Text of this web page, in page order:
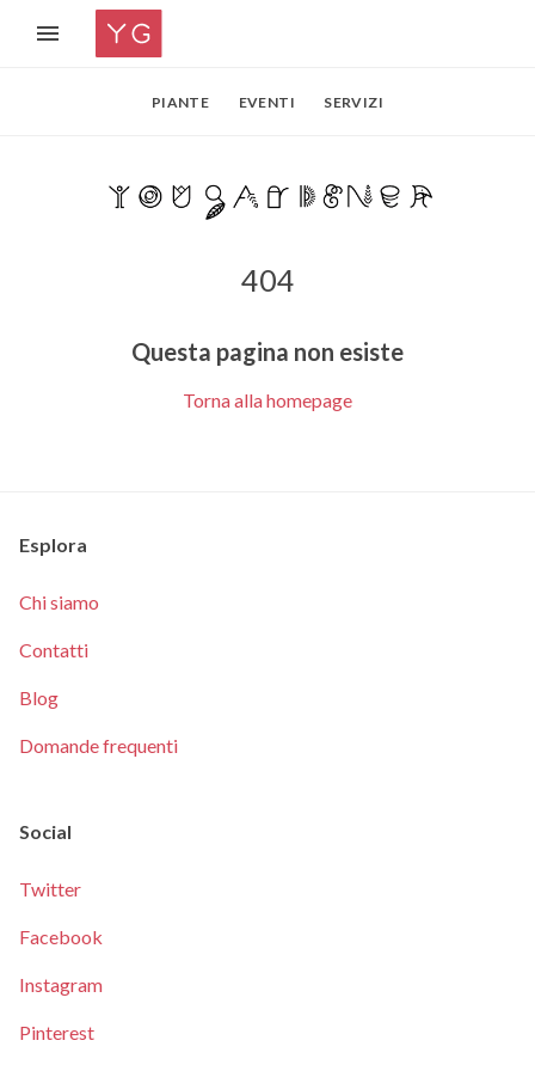
PIANTE EVENTI SERVIZI
404
Questa pagina non esiste
Torna alla homepage
Esplora
Chi siamo
Contatti
Blog
Domande frequenti
Social
Twitter
Facebook
Instagram
Pinterest